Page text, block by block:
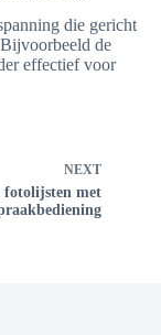
die gericht
de
effectief voor
NEXT
fotolijsten met